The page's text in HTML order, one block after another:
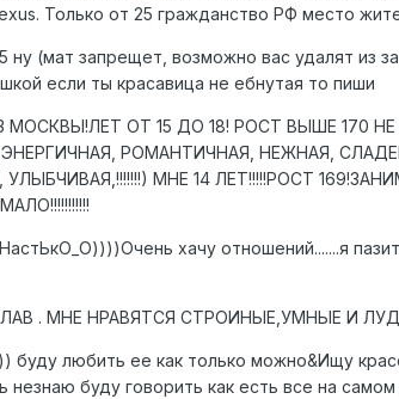
Только от 25 гражданство РФ место
ну (мат запрещет, возможно вас удалят из
если ты красавица не ебнутая то пиши
ОТ 15 ДО 18! РОСТ ВЫШЕ 170
РОМАНТИЧНАЯ, НЕЖНАЯ,
МНЕ 14 ЛЕТ!!!!!РОСТ
НастЬкО_О))))Очень хачу отношений.......я
. МНЕ НРАВЯТСЯ СТРОИНЫЕ,УМНЫЕ И ЛУДШИЕ
любить ее как только можно&Ищу
незнаю буду говорить как есть все на